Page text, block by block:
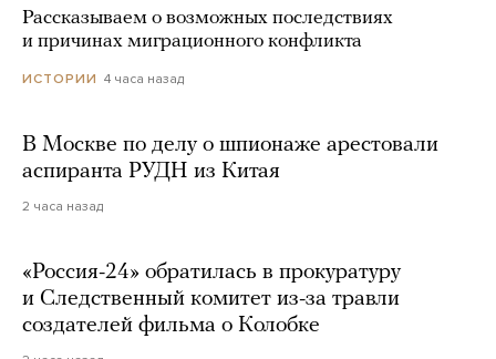
Рассказываем о возможных последствиях
и причинах миграционного конфликта
ИСТОРИИ 4 часа назад
В Москве по делу о шпионаже арестовали
аспиранта РУДН из Китая
2 часа назад
«Россия-24» обратилась в прокуратуру
и Следственный комитет из-за травли
создателей фильма о Колобке